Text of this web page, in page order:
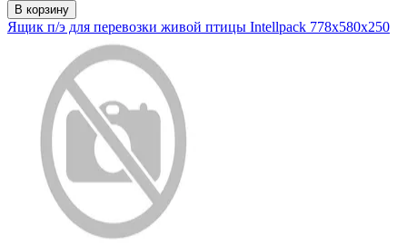
В корзину
Ящик п/э для перевозки живой птицы Intellpack 778х580х250